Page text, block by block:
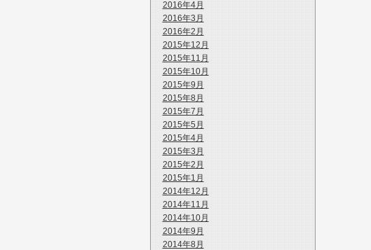
2016年4月
2016年3月
2016年2月
2015年12月
2015年11月
2015年10月
2015年9月
2015年8月
2015年7月
2015年5月
2015年4月
2015年3月
2015年2月
2015年1月
2014年12月
2014年11月
2014年10月
2014年9月
2014年8月